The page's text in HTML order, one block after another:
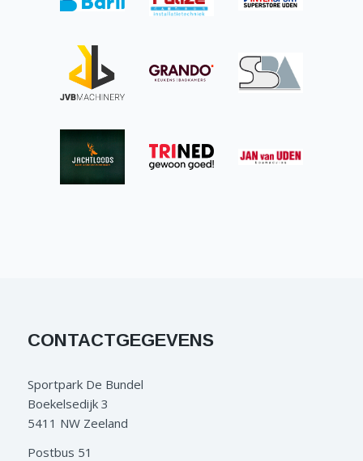
CONTACTGEGEVENS
Sportpark De Bundel
Boekelsedijk 3
5411 NW Zeeland
Postbus 51